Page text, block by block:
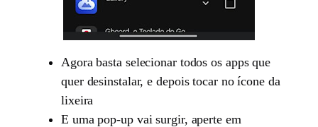
Agora basta selecionar todos os apps que
quer desinstalar, e depois tocar no ícone da
lixeira
E uma pop-up vai surgir, aperte em